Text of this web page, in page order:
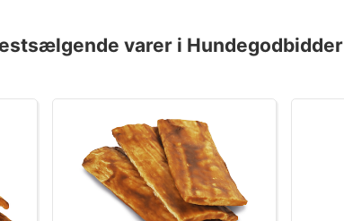
varer i Hundegodbidder